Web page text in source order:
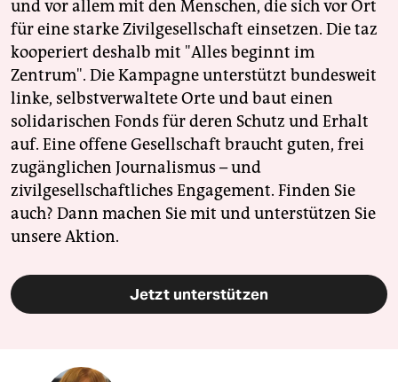
und vor allem mit den Menschen, die sich vor Ort
für eine starke Zivilgesellschaft einsetzen. Die taz
kooperiert deshalb mit "Alles beginnt im
Zentrum". Die Kampagne unterstützt bundesweit
linke, selbstverwaltete Orte und baut einen
solidarischen Fonds für deren Schutz und Erhalt
auf. Eine offene Gesellschaft braucht guten, frei
zugänglichen Journalismus – und
zivilgesellschaftliches Engagement. Finden Sie
auch? Dann machen Sie mit und unterstützen Sie
unsere Aktion.
Jetzt unterstützen